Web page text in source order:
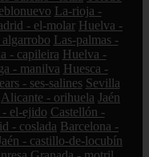
La-rioja -
- el-molar Huelva -
Las-palmas -
- capileira Huelva -
- manilva Huesca -
- ses-salines Sevilla
Alicante - orihuela Jaén
el-ejido Castellón -
- coslada Barcelona -
- castillo-de-locubín